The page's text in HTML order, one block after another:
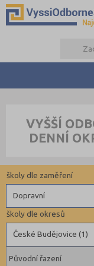
VYŠŠÍ
DENNÍ
České Budějovice (1)
školy dle okresů
České Budějovice (1)
Dopravní
školy dle zaměření
Zdravotnické
Ekonomické
Pedagogické